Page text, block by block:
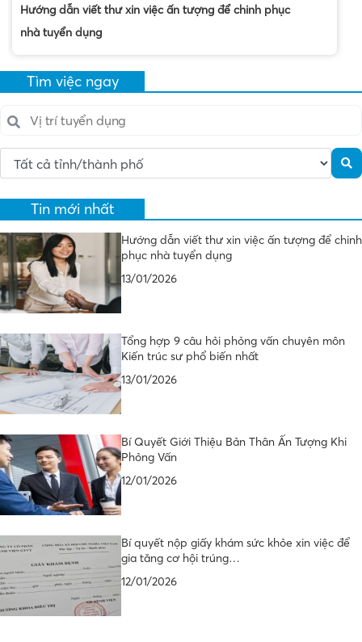
Hướng dẫn viết thư xin việc ấn tượng để chinh phục
nhà tuyển dụng
Tìm việc ngay
Tin mới nhất
Hướng dẫn viết thư xin việc ấn tượng để chinh
phục nhà tuyển dụng
13/01/2026
Tổng hợp 9 câu hỏi phỏng vấn chuyên môn
Kiến trúc sư phổ biến nhất
13/01/2026
Bí Quyết Giới Thiệu Bản Thân Ấn Tượng Khi
Phỏng Vấn
12/01/2026
Bí quyết nộp giấy khám sức khỏe xin việc để
gia tăng cơ hội trúng…
12/01/2026